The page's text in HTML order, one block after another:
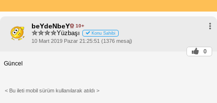
beYdeNbeY 10+
Yüzbaşı Konu Sahibi
10 Mart 2019 Pazar 21:25:51 (1376 mesaj)
0
Güncel
< Bu ileti mobil sürüm kullanılarak atıldı >